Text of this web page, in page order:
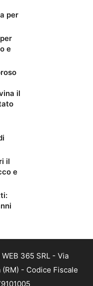
per
e
il
il
e
365 SRL - Via
(RM) - Codice Fiscale